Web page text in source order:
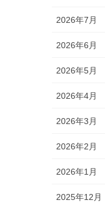
2026年7月
2026年6月
2026年5月
2026年4月
2026年3月
2026年2月
2026年1月
2025年12月